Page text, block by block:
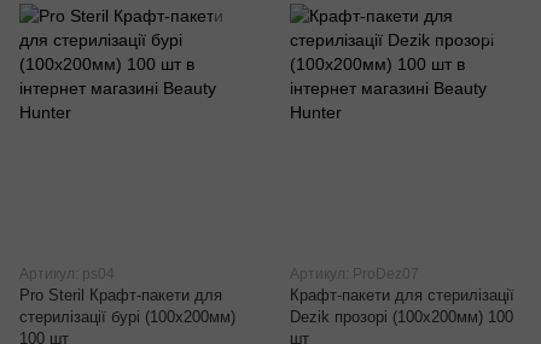
Артикул: ps04
Pro Steril Крафт-пакети для
стерилізації бурі (100х200мм)
100 шт
Артикул: ProDez07
Крафт-пакети для стерилізації
Dezik прозорі (100х200мм) 100
шт